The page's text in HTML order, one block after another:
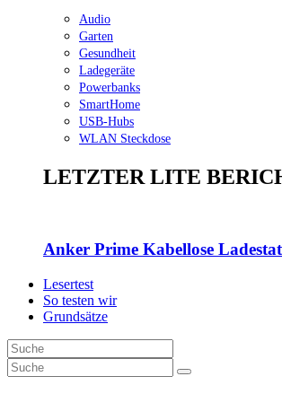
Audio
Garten
Gesundheit
Ladegeräte
Powerbanks
SmartHome
USB-Hubs
WLAN Steckdose
LETZTER LITE
Anker Prime Kabellose
Lesertest
So testen wir
Grundsätze